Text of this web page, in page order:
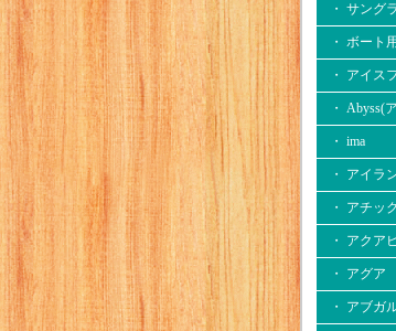
・ サング
・ ボート
・ アイス
・ Abyss(
・ ima
・ アイラ
・ アチッ
・ アクア
・ アグア
・ アブガ